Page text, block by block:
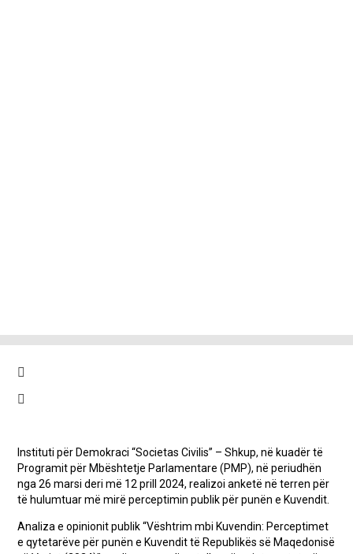
Instituti për Demokraci “Societas Civilis” – Shkup, në kuadër të
Programit për Mbështetje Parlamentare (PMP), në periudhën
nga 26 marsi deri më 12 prill 2024, realizoi anketë në terren për
të hulumtuar më mirë perceptimin publik për punën e Kuvendit.
Analiza e opinionit publik “Vështrim mbi Kuvendin: Perceptimet
e qytetarëve për punën e Kuvendit të Republikës së Maqedonisë